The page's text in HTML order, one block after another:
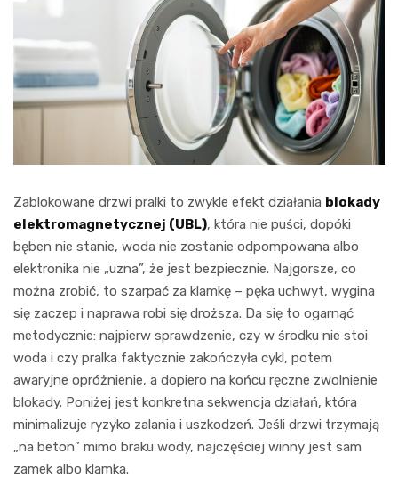
Zablokowane drzwi pralki to zwykle efekt działania blokady
elektromagnetycznej (UBL), która nie puści, dopóki
bęben nie stanie, woda nie zostanie odpompowana albo
elektronika nie „uzna”, że jest bezpiecznie. Najgorsze, co
można zrobić, to szarpać za klamkę – pęka uchwyt, wygina
się zaczep i naprawa robi się droższa. Da się to ogarnąć
metodycznie: najpierw sprawdzenie, czy w środku nie stoi
woda i czy pralka faktycznie zakończyła cykl, potem
awaryjne opróżnienie, a dopiero na końcu ręczne zwolnienie
blokady. Poniżej jest konkretna sekwencja działań, która
minimalizuje ryzyko zalania i uszkodzeń. Jeśli drzwi trzymają
„na beton” mimo braku wody, najczęściej winny jest sam
zamek albo klamka.